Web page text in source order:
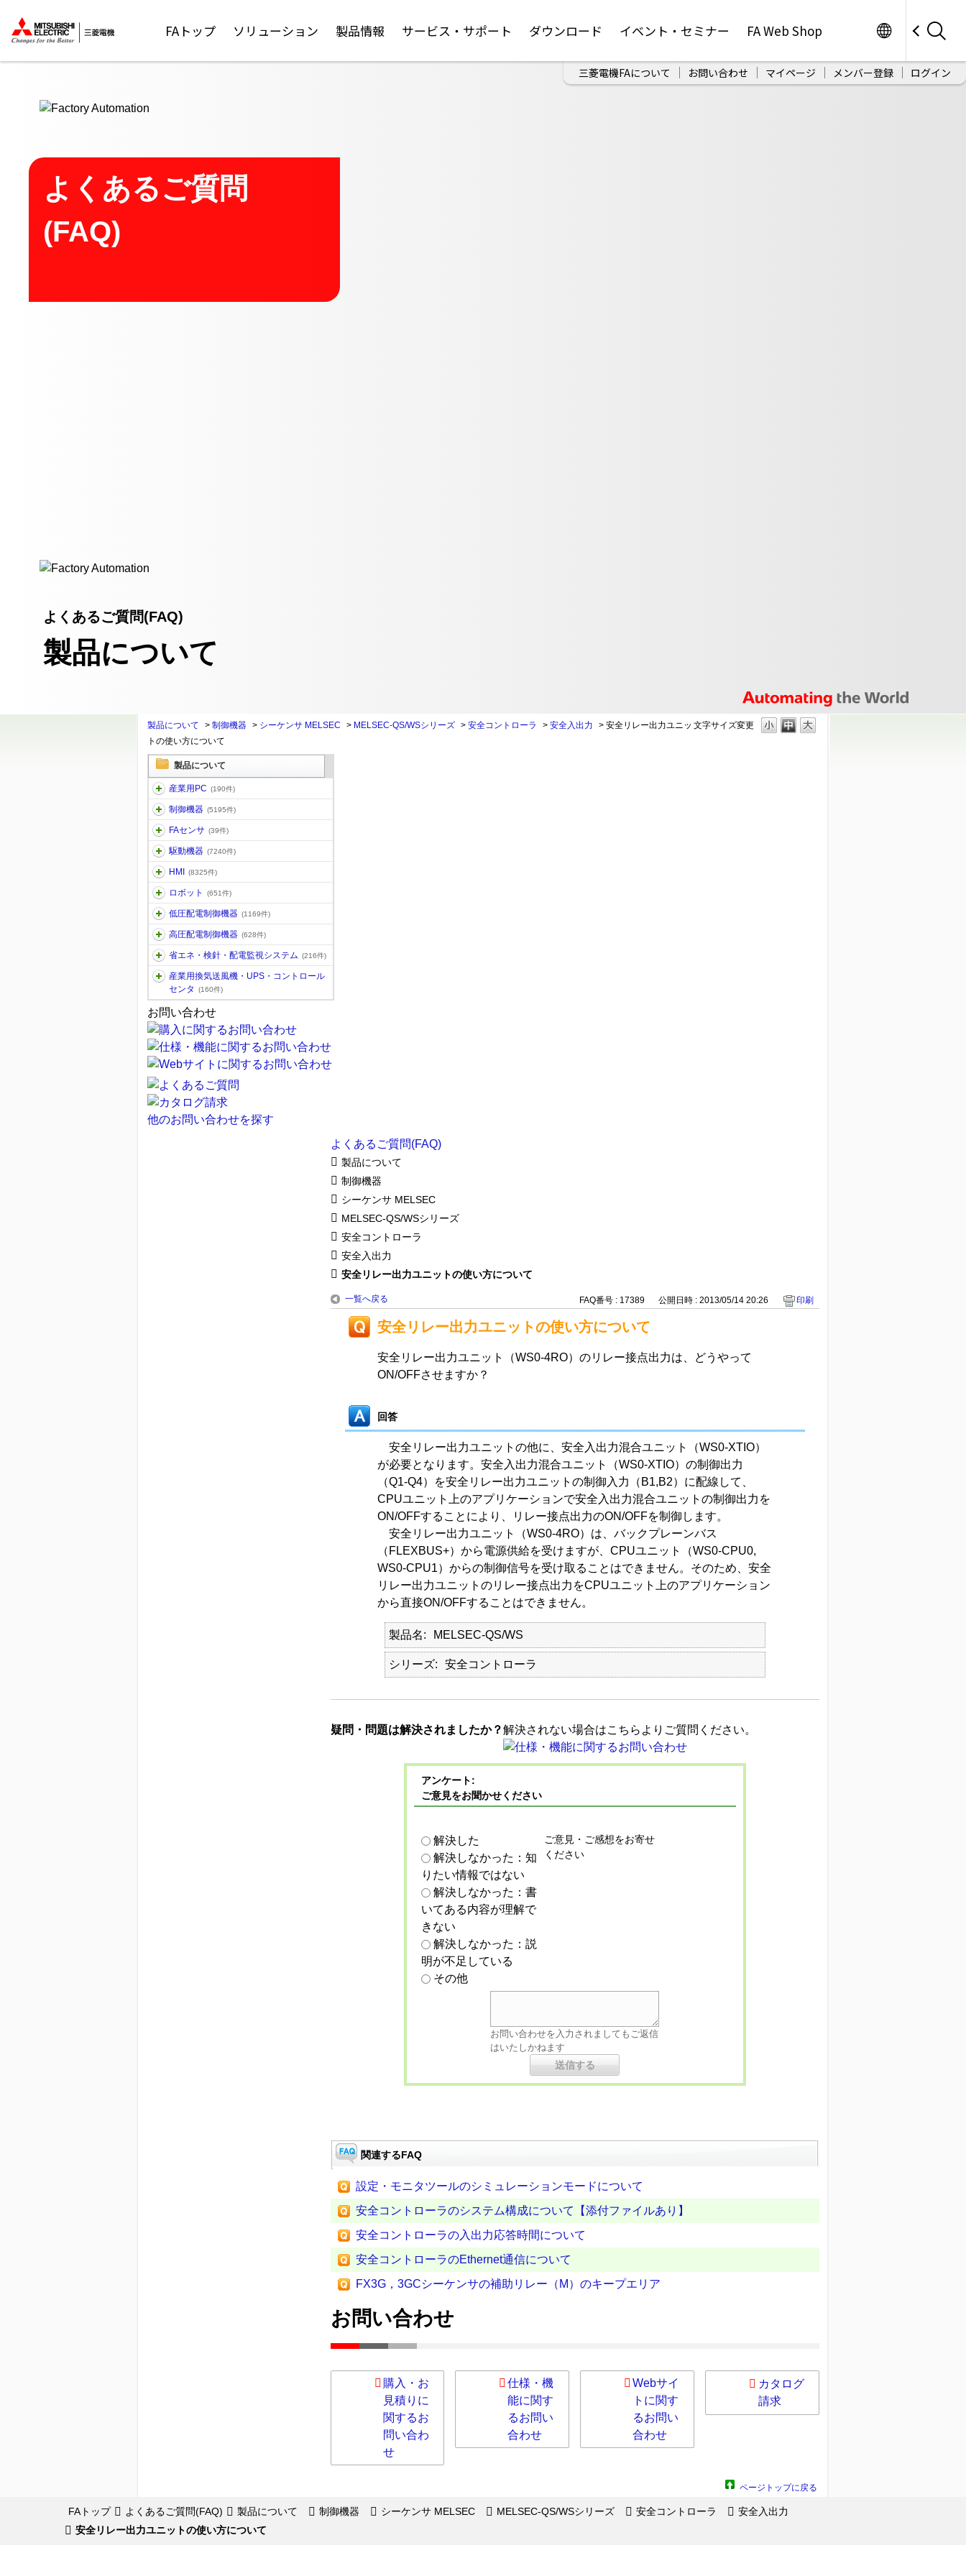
FAトップ ソリューション 製品情報 サービス・サポート ダウンロード イベント・セミナー FA Web Shop
三菱電機FAについて お問い合わせ マイページ メンバー登録 ログイン
よくあるご質問
(FAQ)
よくあるご質問(FAQ)
製品について
文字サイズ変更
製品について > 制御機器 > シーケンサ MELSEC > MELSEC-QS/WSシリーズ > 安全コントローラ > 安全入出力 > 安全リレー出力ユニッ
トの使い方について
製品について
産業用PC (190件)
制御機器 (5195件)
FAセンサ (39件)
駆動機器 (7240件)
HMI (8325件)
ロボット (651件)
低圧配電制御機器 (1169件)
高圧配電制御機器 (628件)
省エネ・検針・配電監視システム (216件)
産業用換気送風機・UPS・コントロール
センタ
(160件)
お問い合わせ
他のお問い合わせを探す
よくあるご質問(FAQ)
製品について
制御機器
シーケンサ MELSEC
MELSEC-QS/WSシリーズ
安全コントローラ
安全入出力
安全リレー出力ユニットの使い方について
一覧へ戻る FAQ番号 : 17389 公開日時 : 2013/05/14 20:26 印刷
安全リレー出力ユニットの使い方について
安全リレー出力ユニット（WS0-4RO）のリレー接点出力は、どうやって
ON/OFFさせますか？
回答
安全リレー出力ユニットの他に、安全入出力混合ユニット（WS0-XTIO）
が必要となります。安全入出力混合ユニット（WS0-XTIO）の制御出力
（Q1-Q4）を安全リレー出力ユニットの制御入力（B1,B2）に配線して、
CPUユニット上のアプリケーションで安全入出力混合ユニットの制御出力を
ON/OFFすることにより、リレー接点出力のON/OFFを制御します。
安全リレー出力ユニット（WS0-4RO）は、バックプレーンバス
（FLEXBUS+）から電源供給を受けますが、CPUユニット（WS0-CPU0,
WS0-CPU1）からの制御信号を受け取ることはできません。そのため、安全
リレー出力ユニットのリレー接点出力をCPUユニット上のアプリケーション
から直接ON/OFFすることはできません。
製品名 MELSEC-QS/WS
シリーズ 安全コントローラ
疑問・問題は解決されましたか？解決されない場合はこちらよりご質問ください。
アンケート:
ご意見をお聞かせください
解決した
解決しなかった：知
りたい情報ではない
解決しなかった：書
いてある内容が理解で
きない
解決しなかった：説
明が不足している
その他
ご意見・ご感想をお寄せ
ください
お問い合わせを入力されましてもご返信
はいたしかねます
関連するFAQ
設定・モニタツールのシミュレーションモードについて
安全コントローラのシステム構成について【添付ファイルあり】
安全コントローラの入出力応答時間について
安全コントローラのEthernet通信について
FX3G，3GCシーケンサの補助リレー（M）のキープエリア
お問い合わせ
購入・お
見積りに
関するお
問い合わ
せ
仕様・機
能に関す
るお問い
合わせ
Webサイ
トに関す
るお問い
合わせ
カタログ
請求
ページトップに戻る
FAトップ よくあるご質問(FAQ) 製品について 制御機器 シーケンサ MELSEC MELSEC-QS/WSシリーズ 安全コントローラ
安全入出力
安全リレー出力ユニットの使い方について